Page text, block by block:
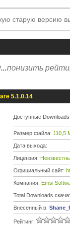
понизить
5.1.0.14
Доступные Downloads:
Размер файла: 110,5
Дата выхода:
Лицензия:
Официальный сайт:
Компания: Emsi
Total Downloads
Внесенный в:
Рейтинг: